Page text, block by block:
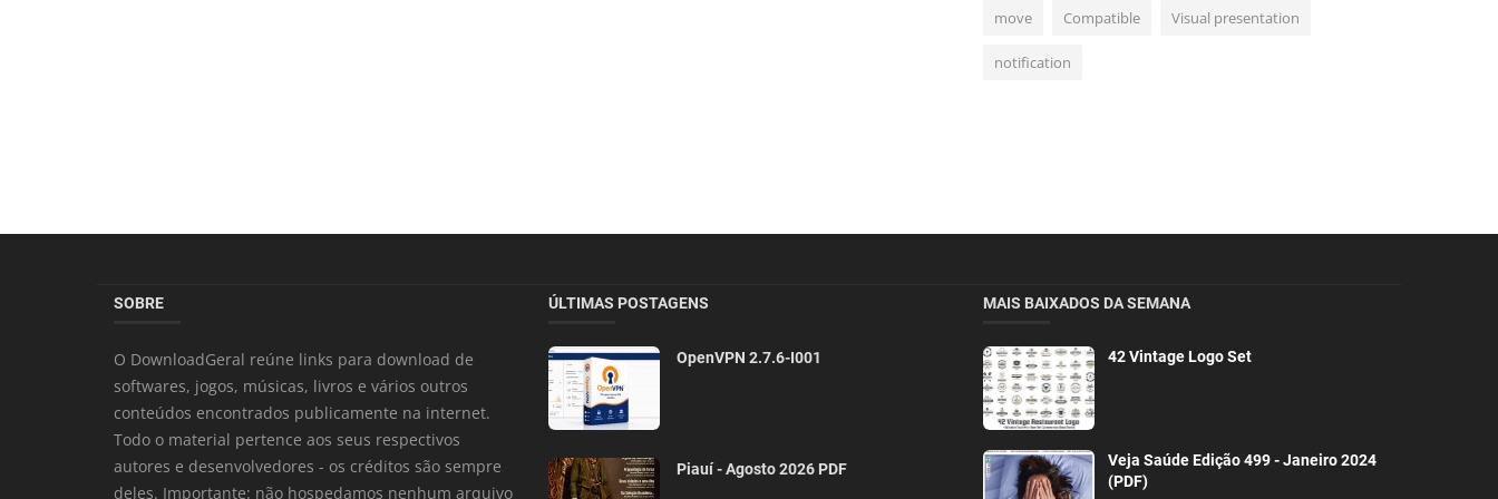
move Compatible Visual presentation
notification
SOBRE
O DownloadGeral reúne links para download de
softwares, jogos, músicas, livros e vários outros
conteúdos encontrados publicamente na internet.
Todo o material pertence aos seus respectivos
autores e desenvolvedores - os créditos são sempre
deles. Importante: não hospedamos nenhum arquivo
ÚLTIMAS POSTAGENS
OpenVPN 2.7.6-I001
Piauí - Agosto 2026 PDF
MAIS BAIXADOS DA SEMANA
42 Vintage Logo Set
Veja Saúde Edição 499 - Janeiro 2024
(PDF)